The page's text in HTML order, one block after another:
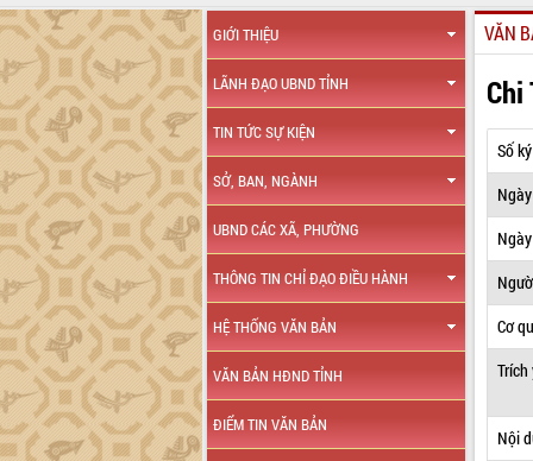
GIỚI THIỆU
LÃNH ĐẠO UBND TỈNH
TIN TỨC SỰ KIỆN
SỞ, BAN, NGÀNH
UBND CÁC XÃ, PHƯỜNG
THÔNG TIN CHỈ ĐẠO ĐIỀU HÀNH
HỆ THỐNG VĂN BẢN
VĂN BẢN HĐND TỈNH
ĐIỂM TIN VĂN BẢN
VĂN
Chi
Số
Cơ
Trích
Nội